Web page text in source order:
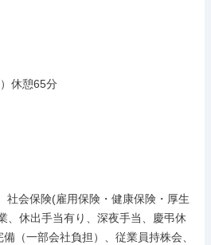
休憩65分
社会保険(雇用保険・健康保険・厚生
、休出手当有り、深夜手当、慶弔休
（一部会社負担）、従業員持株会、